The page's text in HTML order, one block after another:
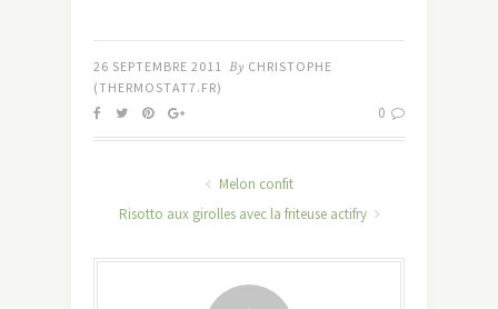
26 SEPTEMBRE 2011 By CHRISTOPHE
(THERMOSTAT7.FR)
0
Melon confit
Risotto aux girolles avec la friteuse actifry